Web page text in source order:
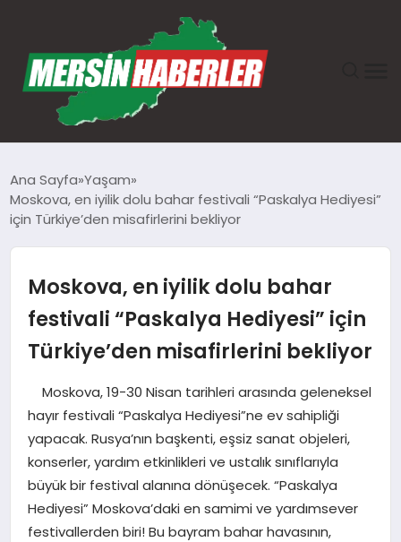
GÜNDEM
TEKNOLOJI
SPOR
YAŞAM
EĞITIM
Ana Sayfa Yaşam
Moskova, en iyilik dolu bahar festivali “Paskalya Hediyesi”
için Türkiye’den misafirlerini bekliyor
Moskova, en iyilik dolu bahar
festivali “Paskalya Hediyesi” için
Türkiye’den misafirlerini bekliyor
Moskova, 19-30 Nisan tarihleri arasında geleneksel
hayır festivali “Paskalya Hediyesi”ne ev sahipliği
yapacak. Rusya’nın başkenti, eşsiz sanat objeleri,
konserler, yardım etkinlikleri ve ustalık sınıflarıyla
büyük bir festival alanına dönüşecek. “Paskalya
Hediyesi” Moskova’daki en samimi ve yardımsever
festivallerden biri! Bu bayram bahar havasının,